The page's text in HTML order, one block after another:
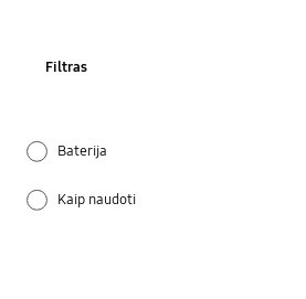
Filtras
Baterija
Kaip naudoti